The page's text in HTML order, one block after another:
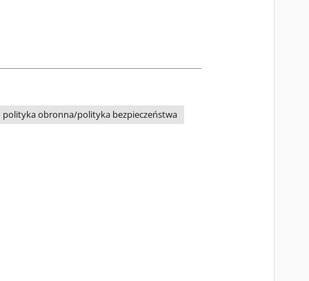
polityka obronna/polityka bezpieczeństwa